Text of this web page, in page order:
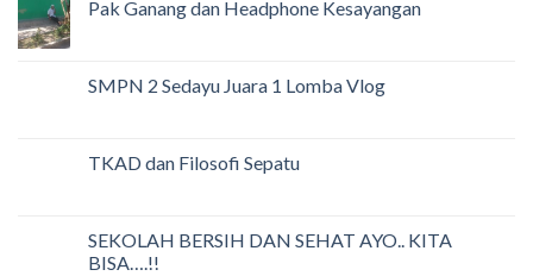
Pak Ganang dan Headphone Kesayangan
SMPN 2 Sedayu Juara 1 Lomba Vlog
TKAD dan Filosofi Sepatu
SEKOLAH BERSIH DAN SEHAT AYO.. KITA
BISA….!!